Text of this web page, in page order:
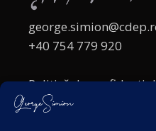
+40 754 779 920
Politică de
Politica cookies